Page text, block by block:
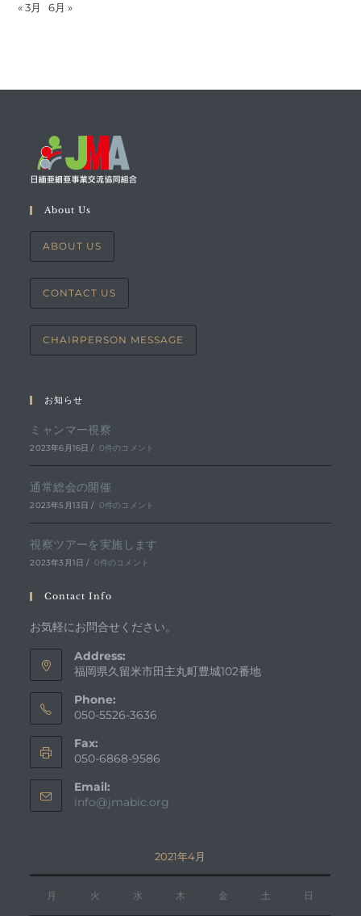
« 3月 6月 »
About Us
ABOUT US
CONTACT US
CHAIRPERSON MESSAGE
お知らせ
ミャンマー視察
2023年6月16日 / 0件のコメント
通常総会の開催
2023年5月13日 / 0件のコメント
視察ツアーを実施します
2023年3月1日 / 0件のコメント
Contact Info
お気軽にお問合せください。
Address:
福岡県久留米市田主丸町豊城102番地
Phone:
050-5526-3636
Fax:
050-6868-9586
Email:
info@jmabic.org
ー
シ
ョ
ン
2021年4月
月 火 水 木 金 土 日